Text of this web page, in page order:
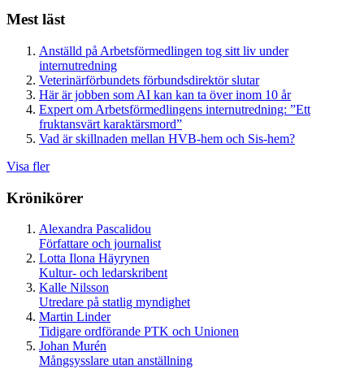
Mest läst
Anställd på Arbetsförmedlingen tog sitt liv under
internutredning
Veterinärförbundets förbundsdirektör slutar
Här är jobben som AI kan kan ta över inom 10 år
Expert om Arbetsförmedlingens internutredning: ”Ett
fruktansvärt karaktärsmord”
Vad är skillnaden mellan HVB-hem och Sis-hem?
Visa fler
Krönikörer
Alexandra Pascalidou
Författare och journalist
Lotta Ilona Häyrynen
Kultur- och ledarskribent
Kalle Nilsson
Utredare på statlig myndighet
Martin Linder
Tidigare ordförande PTK och Unionen
Johan Murén
Mångsysslare utan anställning